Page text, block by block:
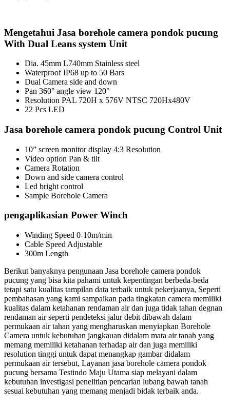
Mengetahui Jasa borehole camera pondok pucung
With Dual Leans system Unit
Dia. 45mm L740mm Stainless steel
Waterproof IP68 up to 50 Bars
Dual Camera side and down
Pan 360° angle view 120°
Resolution PAL 720H x 576V NTSC 720Hx480V
22 Pcs LED
Jasa borehole camera pondok pucung Control Unit
10” screen monitor display 4:3 Resolution
Video option Pan & tilt
Camera Rotation
Down and side camera control
Led bright control
Sample Borehole Camera
pengaplikasian Power Winch
Winding Speed 0-10m/min
Cable Speed Adjustable
300m Length
Berikut banyaknya pengunaan Jasa borehole camera pondok
pucung yang bisa kita pahami untuk kepentingan berbeda-beda
tetapi satu kualitas tampilan data terbaik untuk pekerjaanya, Seperti
pembahasan yang kami sampaikan pada tingkatan camera memiliki
kualitas dalam ketahanan rendaman air dan juga tidak tahan degnan
rendaman air seperti pendeteksi jalur debit dibawah dalam
permukaan air tahan yang mengharuskan menyiapkan Borehole
Camera untuk kebutuhan jangkauan didalam mata air tanah yang
memang memiliki ketahanan terhadap air dan juga memiliki
resolution tinggi untuk dapat menangkap gambar didalam
permukaan air tersebut, Layanan jasa borehole camera pondok
pucung bersama Testindo Maju Utama siap melayani dalam
kebutuhan investigasi penelitian pencarian lubang bawah tanah
sesuai kebutuhan yang memang menjadi bidak terbaik anda.